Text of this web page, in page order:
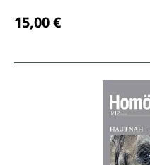
15,00 €